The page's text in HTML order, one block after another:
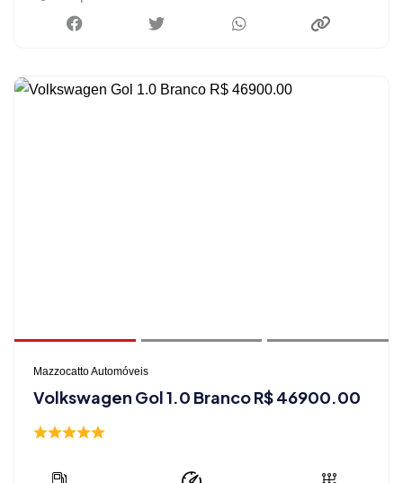
Mazzocatto Automóveis
Volkswagen Gol 1.0 Branco R$ 46900.00